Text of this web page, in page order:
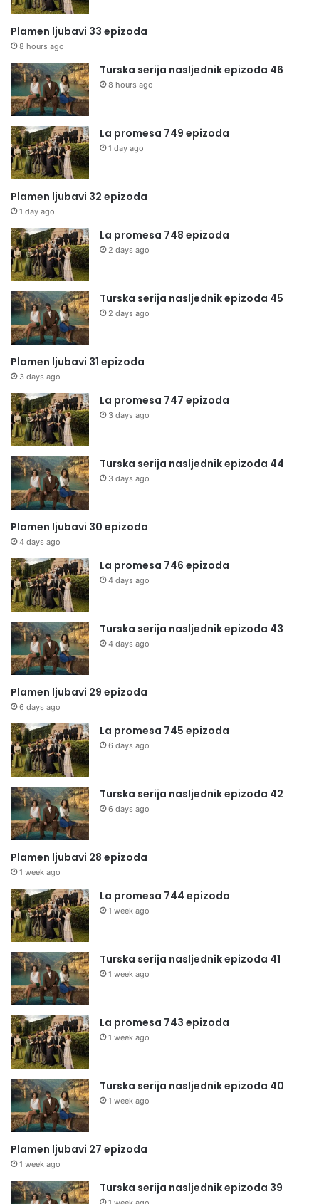
Plamen ljubavi 33 epizoda
8 hours ago
Turska serija nasljednik epizoda 46
8 hours ago
La promesa 749 epizoda
1 day ago
Plamen ljubavi 32 epizoda
1 day ago
La promesa 748 epizoda
2 days ago
Turska serija nasljednik epizoda 45
2 days ago
Plamen ljubavi 31 epizoda
3 days ago
La promesa 747 epizoda
3 days ago
Turska serija nasljednik epizoda 44
3 days ago
Plamen ljubavi 30 epizoda
4 days ago
La promesa 746 epizoda
4 days ago
Turska serija nasljednik epizoda 43
4 days ago
Plamen ljubavi 29 epizoda
6 days ago
La promesa 745 epizoda
6 days ago
Turska serija nasljednik epizoda 42
6 days ago
Plamen ljubavi 28 epizoda
1 week ago
La promesa 744 epizoda
1 week ago
Turska serija nasljednik epizoda 41
1 week ago
La promesa 743 epizoda
1 week ago
Turska serija nasljednik epizoda 40
1 week ago
Plamen ljubavi 27 epizoda
1 week ago
Turska serija nasljednik epizoda 39